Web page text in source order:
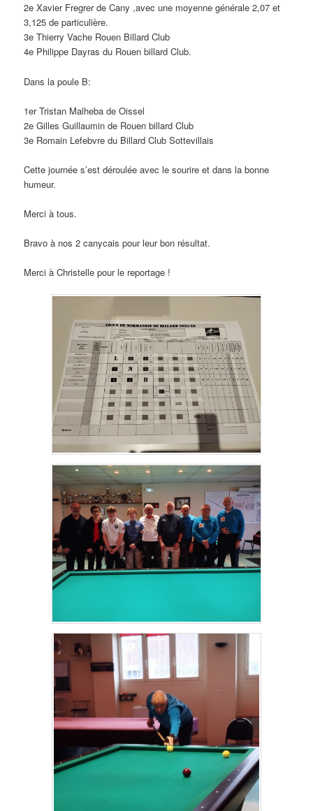
2e Xavier Fregrer de Cany ,avec une moyenne générale 2,07 et
3,125 de particulière.
3e Thierry Vache Rouen Billard Club
4e Philippe Dayras du Rouen billard Club.
Dans la poule B:
1er Tristan Malheba de Oissel
2e Gilles Guillaumin de Rouen billard Club
3e Romain Lefebvre du Billard Club Sottevillais
Cette journée s’est déroulée avec le sourire et dans la bonne
humeur.
Merci à tous.
Bravo à nos 2 canycais pour leur bon résultat.
Merci à Christelle pour le reportage !